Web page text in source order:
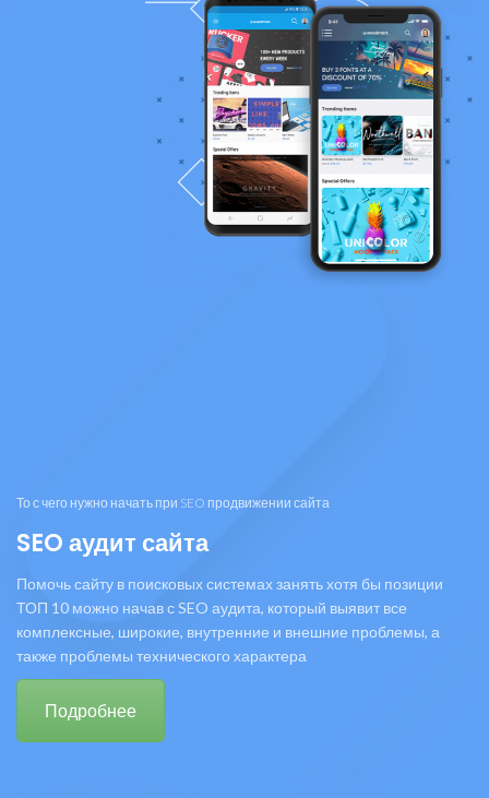
То с чего нужно начать при SEO продвижении сайта
SEO аудит сайта
Помочь сайту в поисковых системах занять хотя бы позиции
ТОП 10 можно начав с SEO аудита, который выявит все
комплексные, широкие, внутренние и внешние проблемы, а
также проблемы технического характера
Подробнее